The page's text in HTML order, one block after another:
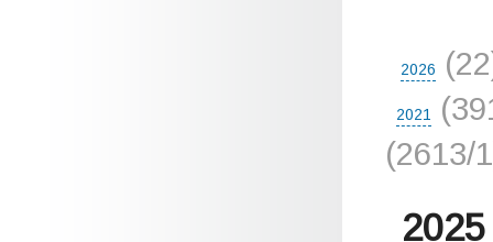
2026
2021
(2613/